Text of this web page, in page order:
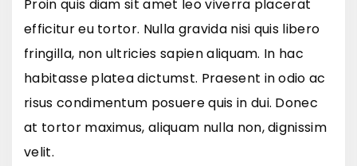
Proin quis diam sit amet leo viverra placerat
efficitur eu tortor. Nulla gravida nisi quis libero
fringilla, non ultricies sapien aliquam. In hac
habitasse platea dictumst. Praesent in odio ac
risus condimentum posuere quis in dui. Donec
at tortor maximus, aliquam nulla non, dignissim
velit.